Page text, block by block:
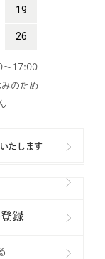
～17:00
のため
たします
録